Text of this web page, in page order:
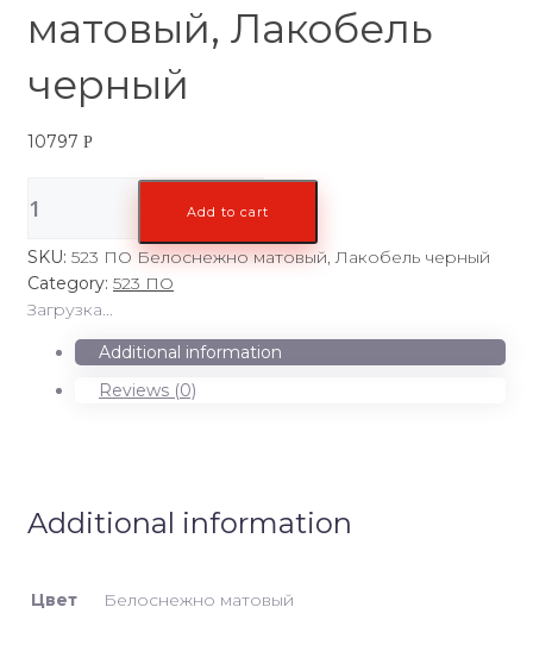
матовый, Лакобель
черный
10797 Р
ПО
Белоснежно
матовый,
Лакобель
черный
quantity
Add to cart
SKU: 523 ПО Белоснежно матовый, Лакобель черный
Category: 523 ПО
Загрузка...
Additional information
Reviews (0)
Additional information
Цвет Белоснежно матовый